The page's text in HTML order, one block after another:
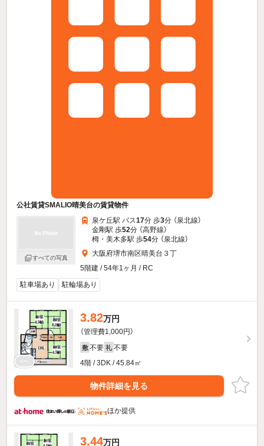
公社賃貸SMALIO晴美台の賃貸物件
すべての写真
泉ケ丘駅 バス17分 歩3分 （泉北線）
金剛駅 歩52分 （高野線）
栂・美木多駅 歩54分 （泉北線）
大阪府堺市南区晴美台３丁
5階建 / 54年1ヶ月 / RC
駐車場あり
駐輪場あり
3.82万円
（管理費1,000円）
敷 不要 礼 不要
4階 / 3DK / 45.84㎡
物件詳細を見る
ほか提供
3.44万円